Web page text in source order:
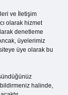
ve İletişim
olarak hizmet
denetleme
üyelerimiz
üye olarak bu
halinde,